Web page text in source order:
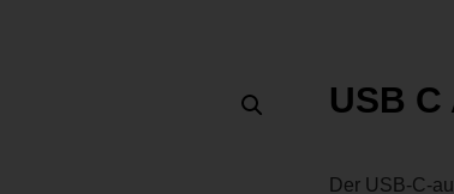
USB
Der USB-C-